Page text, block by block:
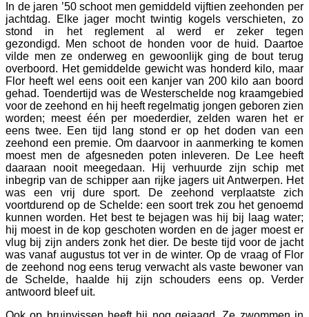
In de jaren ’50 schoot men gemiddeld vijftien zeehonden per
jachtdag. Elke jager mocht twintig kogels verschieten, zo
stond in het reglement al werd er zeker tegen
gezondigd. Men schoot de honden voor de huid. Daartoe
vilde men ze onderweg en gewoonlijk ging de bout terug
overboord. Het gemiddelde gewicht was honderd kilo, maar
Flor heeft wel eens ooit een kanjer van 200 kilo aan boord
gehad. Toendertijd was de Westerschelde nog kraamgebied
voor de zeehond en hij heeft regelmatig jongen geboren zien
worden; meest één per moederdier, zelden waren het er
eens twee. Een tijd lang stond er op het doden van een
zeehond een premie. Om daarvoor in aanmerking te komen
moest men de afgesneden poten inleveren. De Lee heeft
daaraan nooit meegedaan. Hij verhuurde zijn schip met
inbegrip van de schipper aan rijke jagers uit Antwerpen. Het
was een vrij dure sport. De zeehond verplaatste zich
voortdurend op de Schelde: een soort trek zou het genoemd
kunnen worden. Het best te bejagen was hij bij laag water;
hij moest in de kop geschoten worden en de jager moest er
vlug bij zijn anders zonk het dier. De beste tijd voor de jacht
was vanaf augustus tot ver in de winter. Op de vraag of Flor
de zeehond nog eens terug verwacht als vaste bewoner van
de Schelde, haalde hij zijn schouders eens op. Verder
antwoord bleef uit.